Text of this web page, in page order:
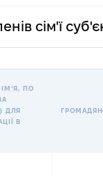
сім'ї
ПО
ДЛЯ
В